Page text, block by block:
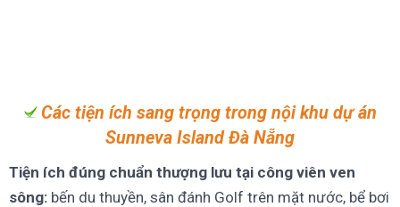
Các tiện ích sang trọng trong nội khu dự án
Sunneva Island Đà Nẵng
Tiện ích đúng chuẩn thượng lưu tại công viên ven
sông: bến du thuyền, sân đánh Golf trên mặt nước, bể bơi